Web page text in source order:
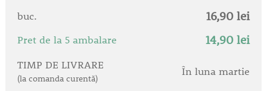
buc.
16,90 lei
Pret de la 5 ambalare 14,90 lei
TIMP DE LIVRARE
(la comanda curentă)
În luna martie